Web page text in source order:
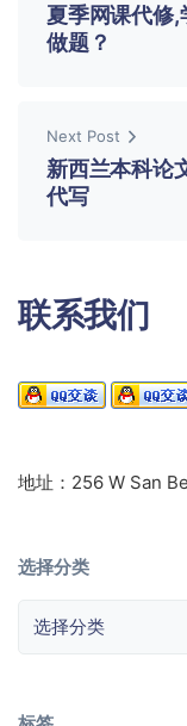
夏季网课代修
做题？
Next Post
新西兰本科论
代写
联系我们
地址：256 W San
选择分类